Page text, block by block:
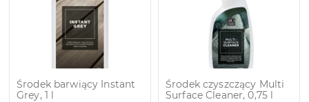
Środek barwiący Instant
Grey, 1 l
Środek czyszczący Multi
Surface Cleaner, 0,75 l